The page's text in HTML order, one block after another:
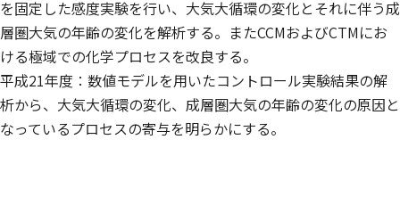
を固定した感度実験を行い、大気大循環の変化とそれに伴う成
層圏大気の年齢の変化を解析する。またCCMおよびCTMにお
ける極域での化学プロセスを改良する。
平成21年度：数値モデルを用いたコントロール実験結果の解
析から、大気大循環の変化、成層圏大気の年齢の変化の原因と
なっているプロセスの寄与を明らかにする。